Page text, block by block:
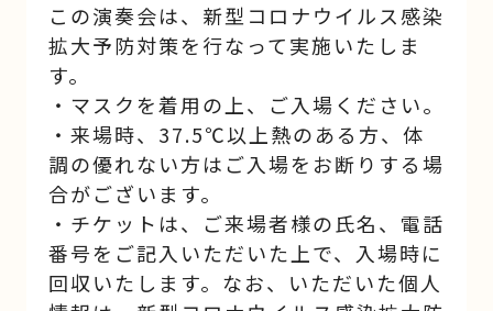
この演奏会は、新型コロナウイルス感染
拡大予防対策を行なって実施いたしま
す。
・マスクを着用の上、ご入場ください。
・来場時、37.5℃以上熱のある方、体
調の優れない方はご入場をお断りする場
合がございます。
・チケットは、ご来場者様の氏名、電話
番号をご記入いただいた上で、入場時に
回収いたします。なお、いただいた個人